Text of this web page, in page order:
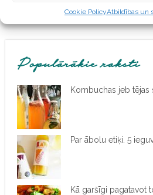
Cookie PolicyAtbildības un
Populārākie raksti
Kombuchas jeb tējas
Par ābolu etiķi. 5
Kā garšīgi pagatavot